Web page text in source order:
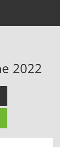
2022